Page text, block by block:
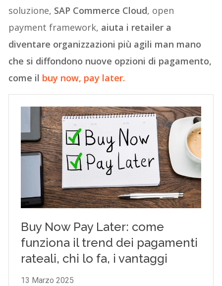
soluzione, SAP Commerce Cloud, open
payment framework, aiuta i retailer a
diventare organizzazioni più agili man mano
che si diffondono nuove opzioni di pagamento,
come il buy now, pay later.